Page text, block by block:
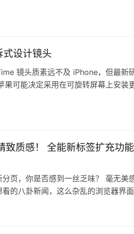
设计镜头
镜头质素远不及 iPhone，但最新
果可能决定采用在可旋转屏幕上安装
致质感！ 全能新标签扩充功能
页，你是否感到一丝乏味？ 毫无美
的八卦新闻，这么杂乱的浏览器界